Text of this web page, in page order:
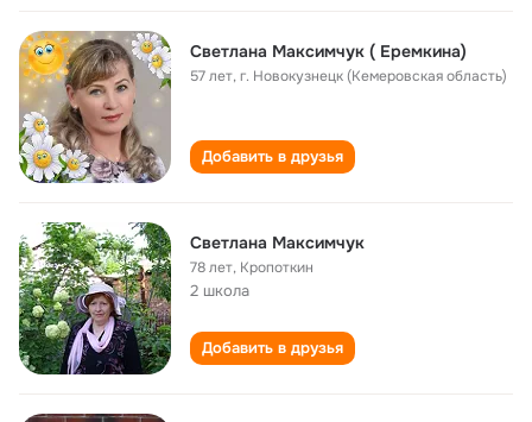
Светлана Максимчук ( Еремкина)
57 лет,г. Новокузнецк (Кемеровская область)
Добавить в друзья
Светлана Максимчук
78 лет, Кропоткин
2 школа
Добавить в друзья